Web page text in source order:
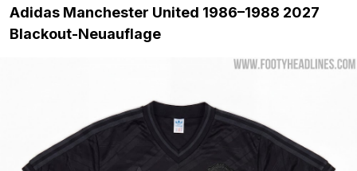
Adidas Manchester United 1986–1988 2027
Blackout-Neuauflage